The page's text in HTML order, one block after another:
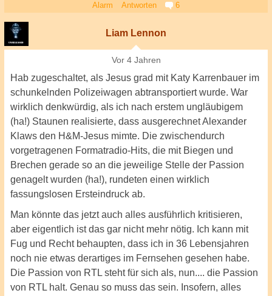
Alarm Antworten 6
Liam Lennon
Vor 4 Jahren
Hab zugeschaltet, als Jesus grad mit Katy Karrenbauer im
schunkelnden Polizeiwagen abtransportiert wurde. War
wirklich denkwürdig, als ich nach erstem ungläubigem
(ha!) Staunen realisierte, dass ausgerechnet Alexander
Klaws den H&M-Jesus mimte. Die zwischendurch
vorgetragenen Formatradio-Hits, die mit Biegen und
Brechen gerade so an die jeweilige Stelle der Passion
genagelt wurden (ha!), rundeten einen wirklich
fassungslosen Ersteindruck ab.
Man könnte das jetzt auch alles ausführlich kritisieren,
aber eigentlich ist das gar nicht mehr nötig. Ich kann mit
Fug und Recht behaupten, dass ich in 36 Lebensjahren
noch nie etwas derartiges im Fernsehen gesehen habe.
Die Passion von RTL steht für sich als, nun.... die Passion
von RTL halt. Genau so muss das sein. Insofern, alles